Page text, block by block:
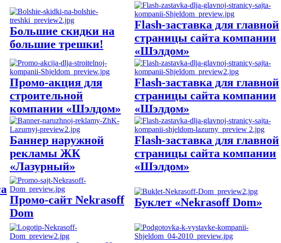
Большие скидки на
большие трешки!
Flash-заставка для главной
страницы сайта компании
«Шэлдом»
Промо-акция для
строительной
компании «Шэлдом»
Flash-заставка для главной
страницы сайта компании
«Шэлдом»
Баннер наружной
рекламы ЖК
«Лазурный»
Flash-заставка для главной
страницы сайта компании
«Шэлдом»
Промо-сайт Nekrasoff
Dom
Буклет «Nekrasoff Dom»